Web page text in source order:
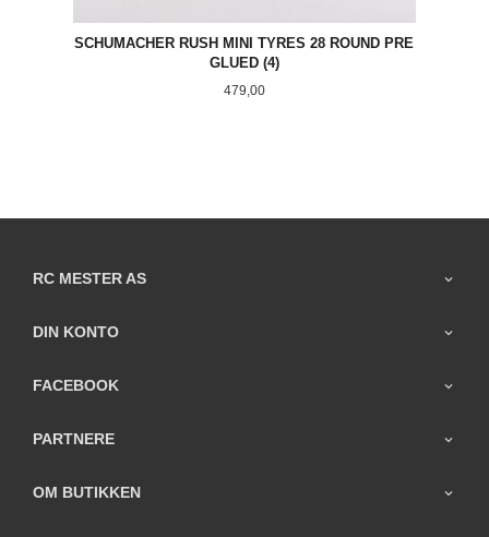
SCHUMACHER RUSH MINI TYRES 28 ROUND PRE
GLUED (4)
Pris
479,00
RC MESTER AS
DIN KONTO
FACEBOOK
PARTNERE
OM BUTIKKEN